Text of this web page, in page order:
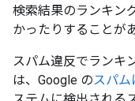
検索結果のランキン
かったりすることが
スパム違反でランキ
は、Google のスパム